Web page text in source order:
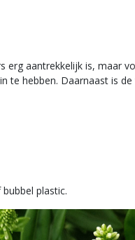
erg aantrekkelijk is, maar
te hebben. Daarnaast is
plastic.